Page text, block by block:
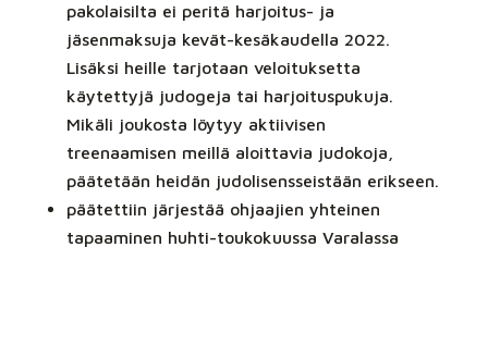
pakolaisilta ei peritä harjoitus- ja
jäsenmaksuja kevät-kesäkaudella 2022.
Lisäksi heille tarjotaan veloituksetta
käytettyjä judogeja tai harjoituspukuja.
Mikäli joukosta löytyy aktiivisen
treenaamisen meillä aloittavia judokoja,
päätetään heidän judolisensseistään erikseen.
päätettiin järjestää ohjaajien yhteinen
tapaaminen huhti-toukokuussa Varalassa